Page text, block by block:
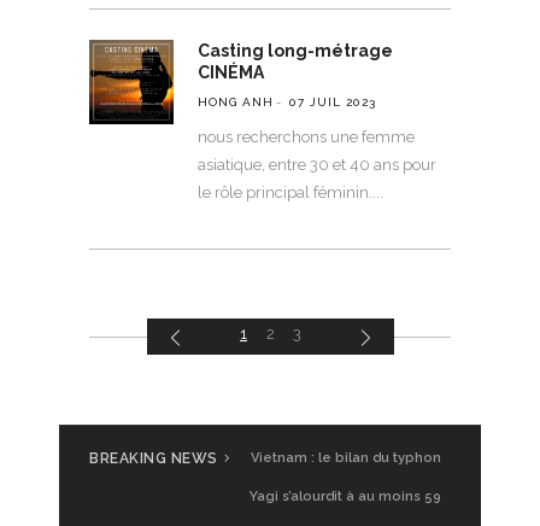
Casting long-métrage
CINÉMA
HONG ANH 07 JUIL 2023
nous recherchons une femme
asiatique, entre 30 et 40 ans pour
le rôle principal féminin.
1 2 3
BREAKING NEWS Vietnam : le bilan du typhon
Yagi s’alourdit à au moins 59